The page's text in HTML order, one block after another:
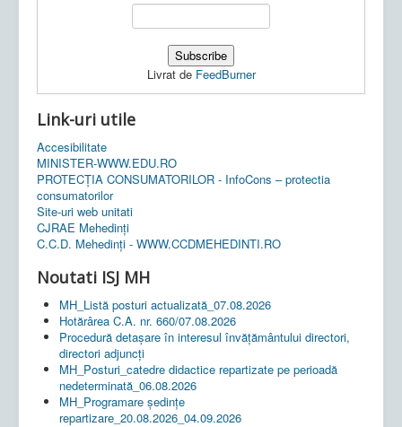
Livrat de FeedBurner
Link-uri utile
Accesibilitate
MINISTER-WWW.EDU.RO
PROTECȚIA CONSUMATORILOR - InfoCons – protectia
consumatorilor
Site-uri web unitati
CJRAE Mehedinți
C.C.D. Mehedinţi - WWW.CCDMEHEDINTI.RO
Noutati ISJ MH
MH_Listă posturi actualizată_07.08.2026
Hotărârea C.A. nr. 660/07.08.2026
Procedură detașare în interesul învățământului directori,
directori adjuncți
MH_Posturi_catedre didactice repartizate pe perioadă
nedeterminată_06.08.2026
MH_Programare ședințe
repartizare_20.08.2026_04.09.2026